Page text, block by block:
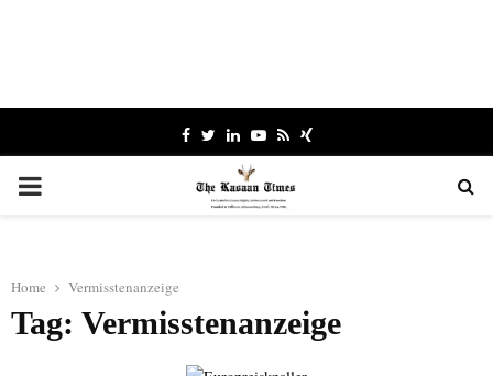
Facebook
TwitterLinkedinYoutube
RssXing
PRIMARY
Home Vermisstenanzeige
Tag: Vermisstenanzeige